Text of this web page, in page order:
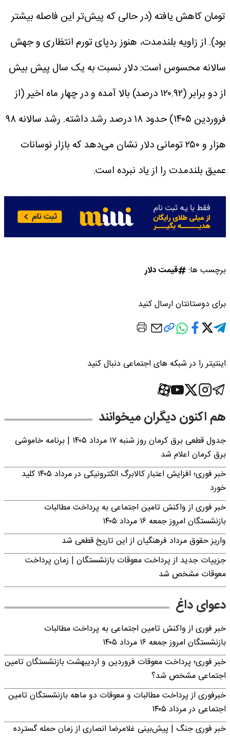
تومان کاهش یافته (در حالی که پیش‌تر این فاصله بیشتر
بود). از زاویه بلندمدت، هنوز ردپای تورم انتظاری و جهش
سالانه محسوس است: دلار نسبت به یک سال پیش بیش
از دو برابر (۱۲۰.۹۲ درصد) بالا آمده و در چهار ماه اخیر (از
فروردین ۱۴۰۵) حدود ۱۸ درصد رشد داشته. رشد سالانه ۹۸
هزار و ۲۵۰ تومانی دلار نشان می‌دهد که بازار نوسانات
عمیق بلندمدت را از یاد نبرده است.
برچسب ها: قیمت دلار
برای دوستانتان ارسال کنید
اینتیتر را در شبکه های اجتماعی دنبال کنید
هم اکنون دیگران میخوانند
جدول قطعی برق کرمان روز شنبه ۱۷ مرداد ۱۴۰۵ | برنامه خاموشی
برق کرمان اعلام شد
خبر فوری؛ افزایش اعتبار کالابرگ الکترونیکی در مرداد ۱۴۰۵ کلید
خورد
خبر فوری از واکنش تامین اجتماعی به پرداخت مطالبات
بازنشستگان امروز جمعه ۱۶ مرداد ۱۴۰۵
واریز حقوق مرداد فرهنگیان از این تاریخ قطعی شد
جزییات جدید از پرداخت معوقات بازنشستگان | زمان پرداخت
معوقات مشخص شد
دعوای داغ
خبر فوری از واکنش تامین اجتماعی به پرداخت مطالبات
بازنشستگان امروز جمعه ۱۶ مرداد ۱۴۰۵
خبر فوری؛ پرداخت معوقات فروردین و اردیبهشت بازنشستگان تامین
اجتماعی مشخص شد؟
خبرفوری از پرداخت مطالبات و معوقات دو ماهه بازنشستگان تامین
اجتماعی در مرداد ۱۴۰۵
خبر فوری جنگ | پیش‌بینی غلامرضا انصاری از زمان حمله گسترده